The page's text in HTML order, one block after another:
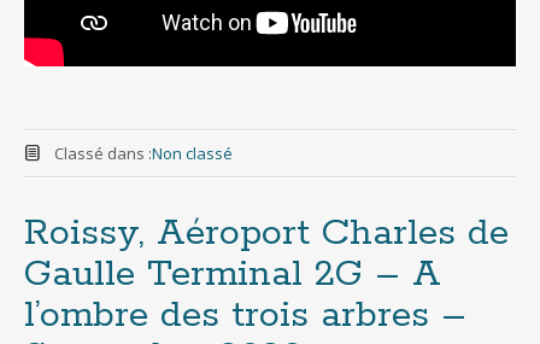
Classé dans :Non classé
Roissy, Aéroport Charles de
Gaulle Terminal 2G – A
l’ombre des trois arbres –